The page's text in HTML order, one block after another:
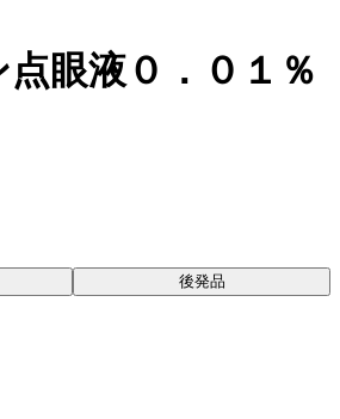
眼液０．０１％
後発品